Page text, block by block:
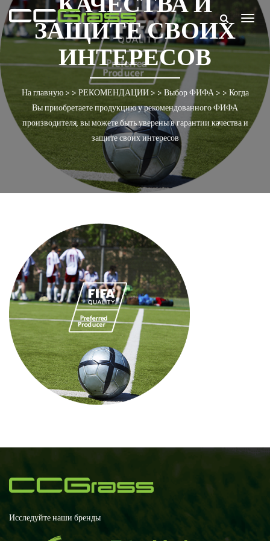
ЗАЩИТЕ СВОИХ
ИНТЕРЕСОВ
На главную> > РЕКОМЕНДАЦИИ> > Выбор ФИФА > > Когда
Вы приобретаете продукцию у рекомендованного ФИФА
производителя, вы можете быть уверены в гарантии качества и
защите своих интересов
Исследуйте наши бренды